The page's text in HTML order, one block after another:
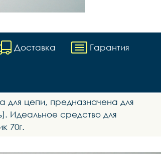
Доставка Гарантия
для цепи, предназначена для
Идеальное средство для
70г.